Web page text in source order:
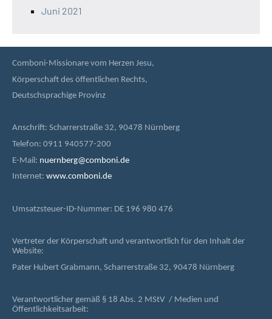
Juni 2021
Comboni-Missionare vom Herzen Jesu,
Körperschaft des öffentlichen Rechts,
Deutschsprachige Provinz
Anschrift: Scharrerstraße 32, 90478 Nürnberg
Telefon: 0911 940577-200
E-Mail: nuernberg@comboni.de
Internet: www.comboni.de
Umsatzsteuer-ID-Nummer: DE 196 980 476
Vertreter der Körperschaft und verantwortlich für den Inhalt der
Website:
Pater Hubert Grabmann, Scharrerstraße 32, 90478 Nürnberg
Verantwortlicher gemäß § 18 Abs. 2 MStV / Medien und
Öffentlichkeitsarbeit: